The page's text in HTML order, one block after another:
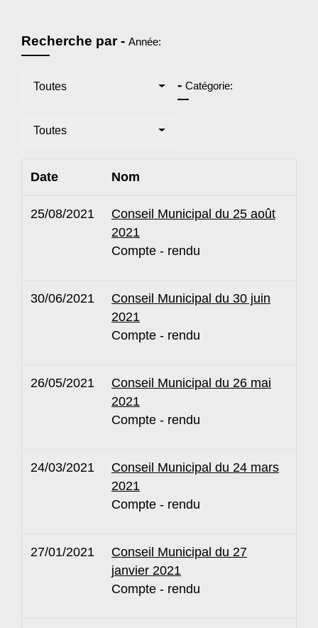
Recherche par - Année:
Toutes - Catégorie:
Toutes
Date Nom
25/08/2021
Conseil Municipal du 25 août
2021
Compte - rendu
30/06/2021
Conseil Municipal du 30 juin
2021
Compte - rendu
26/05/2021
Conseil Municipal du 26 mai
2021
Compte - rendu
24/03/2021
Conseil Municipal du 24 mars
2021
Compte - rendu
27/01/2021
Conseil Municipal du 27
janvier 2021
Compte - rendu